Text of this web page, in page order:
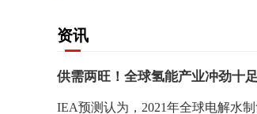
资讯
供需两旺！全球氢能产业冲劲十
IEA预测认为，2021年全球电解水